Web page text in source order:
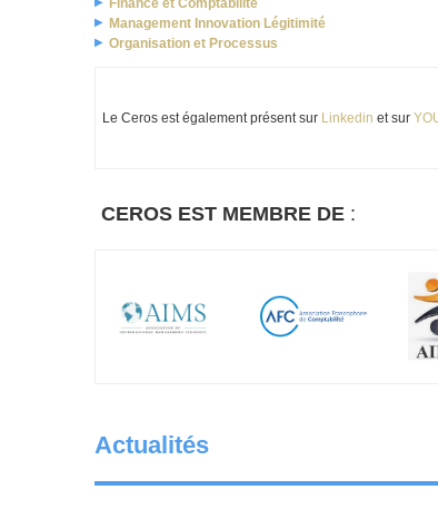
Management Innovation Légitimité
Organisation et Processus
Le Ceros est également présent sur Linkedin et sur
CEROS EST MEMBRE DE :
Actualités